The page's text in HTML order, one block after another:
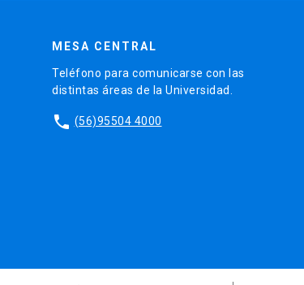
MESA CENTRAL
Teléfono para comunicarse con las
distintas áreas de la Universidad.
phone (56)95504 4000